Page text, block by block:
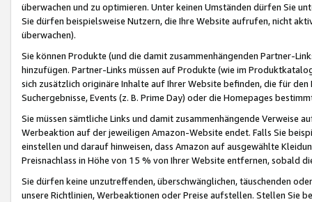
überwachen und zu optimieren. Unter keinen Umständen dürfen Sie
Sie dürfen beispielsweise Nutzern, die Ihre Website aufrufen, nicht
überwachen).
Sie können Produkte (und die damit zusammenhängenden Partner-
hinzufügen. Partner-Links müssen auf Produkte (wie im
sich zusätzlich originäre Inhalte auf Ihrer Website befinden, die für
Suchergebnisse, Events (z. B. Prime Day) oder die Homepages
Sie müssen sämtliche Links und damit zusammenhängende
Werbeaktion auf der jeweiligen Amazon-Website endet. Falls Sie
einstellen und darauf hinweisen, dass Amazon auf ausgewählte
Preisnachlass in Höhe von 15 % von Ihrer Website entfernen, sobald
Sie dürfen keine unzutreffenden, überschwänglichen, täuschenden
unsere Richtlinien, Werbeaktionen oder Preise aufstellen. Stellen Sie